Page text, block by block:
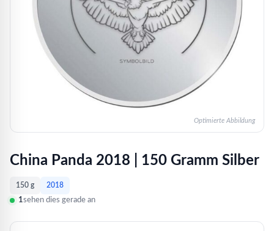
Optimierte Abbildung
China Panda 2018 | 150 Gramm Silber
150 g 2018
1sehen dies gerade an